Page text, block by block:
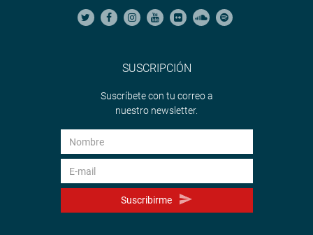
SUSCRIPCIÓN
Suscríbete con tu correo a
nuestro newsletter.
Suscribirme